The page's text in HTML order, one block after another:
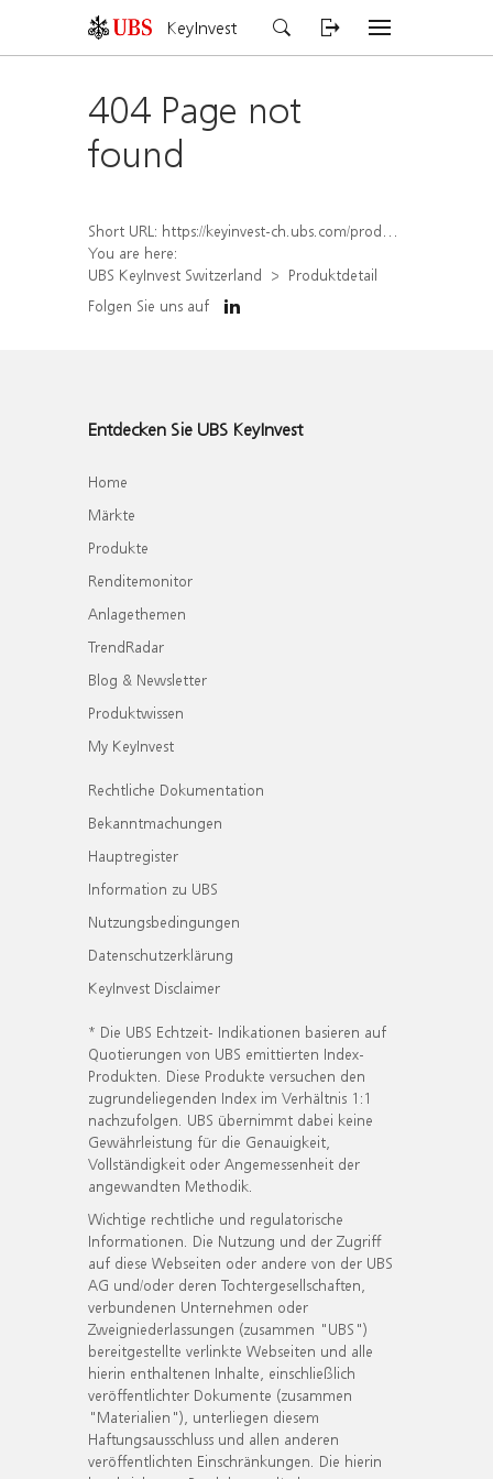
KeyInvest
404 Page not
found
Short URL: https://keyinvest-ch.ubs.com/produkt/detail/index/isin/CH1582447251
You are here:
UBS KeyInvest Switzerland
Produktdetail
Folgen Sie uns auf
Entdecken Sie UBS KeyInvest
Home
Märkte
Produkte
Renditemonitor
Anlagethemen
TrendRadar
Blog & Newsletter
Produktwissen
My KeyInvest
Rechtliche Dokumentation
Bekanntmachungen
Hauptregister
Information zu UBS
Nutzungsbedingungen
Datenschutzerklärung
KeyInvest Disclaimer
* Die UBS Echtzeit- Indikationen basieren auf
Quotierungen von UBS emittierten Index-
Produkten. Diese Produkte versuchen den
zugrundeliegenden Index im Verhältnis 1:1
nachzufolgen. UBS übernimmt dabei keine
Gewährleistung für die Genauigkeit,
Vollständigkeit oder Angemessenheit der
angewandten Methodik.
Wichtige rechtliche und regulatorische
Informationen. Die Nutzung und der Zugriff
auf diese Webseiten oder andere von der UBS
AG und/oder deren Tochtergesellschaften,
verbundenen Unternehmen oder
Zweigniederlassungen (zusammen "UBS")
bereitgestellte verlinkte Webseiten und alle
hierin enthaltenen Inhalte, einschließlich
veröffentlichter Dokumente (zusammen
"Materialien"), unterliegen diesem
Haftungsausschluss und allen anderen
veröffentlichten Einschränkungen. Die hierin